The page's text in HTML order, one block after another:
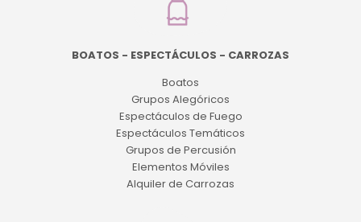
BOATOS - ESPECTÁCULOS - CARROZAS
Boatos
Grupos Alegóricos
Espectáculos de Fuego
Espectáculos Temáticos
Grupos de Percusión
Elementos Móviles
Alquiler de Carrozas